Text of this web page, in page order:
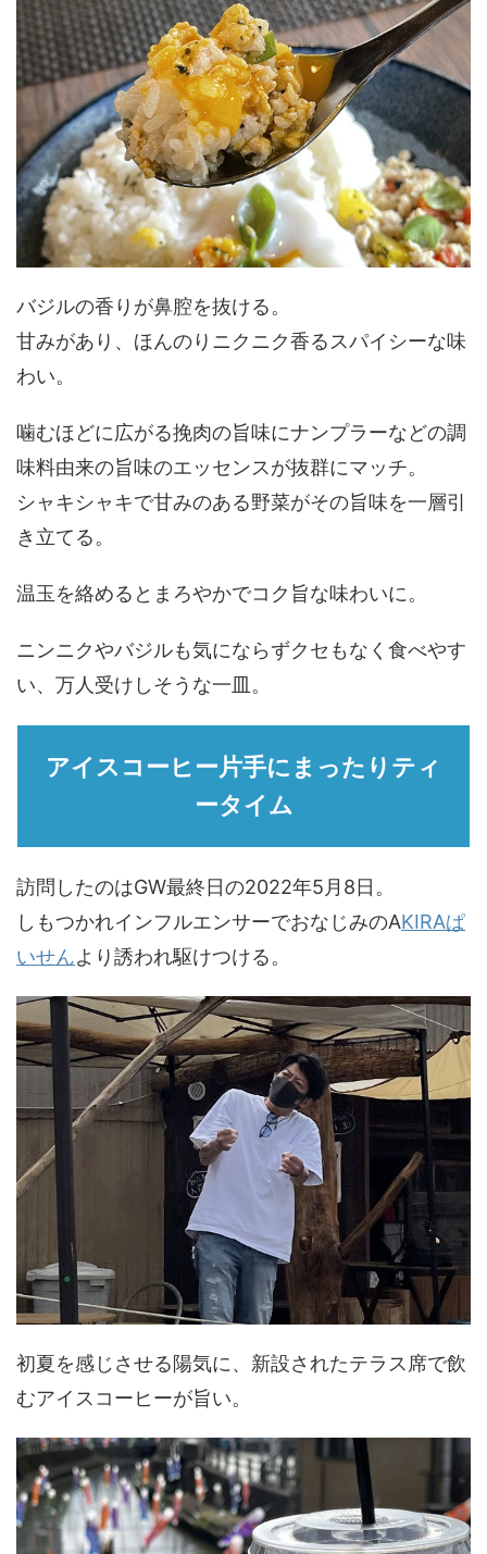
バジルの香りが鼻腔を抜ける。
甘みがあり、ほんのりニクニク香るスパイシーな味
わい。
噛むほどに広がる挽肉の旨味にナンプラーなどの調
味料由来の旨味のエッセンスが抜群にマッチ。
シャキシャキで甘みのある野菜がその旨味を一層引
き立てる。
温玉を絡めるとまろやかでコク旨な味わいに。
ニンニクやバジルも気にならずクセもなく食べやす
い、万人受けしそうな一皿。
アイスコーヒー片手にまったりティ
ータイム
訪問したのはGW最終日の2022年5月8日。
しもつかれインフルエンサーでおなじみのAKIRAぱ
いせんより誘われ駆けつける。
初夏を感じさせる陽気に、新設されたテラス席で飲
むアイスコーヒーが旨い。